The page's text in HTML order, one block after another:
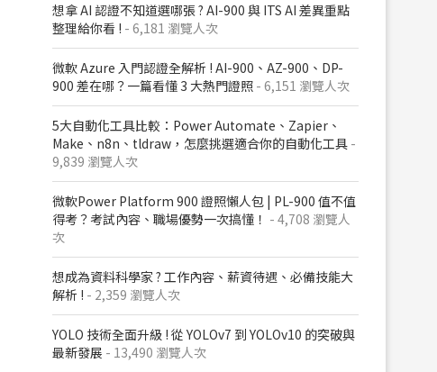
想拿 AI 認證不知道選哪張 ? AI-900 與 ITS AI 差異重點
整理給你看 ! - 6,181 瀏覽人次
微軟 Azure 入門認證全解析​ ! AI-900、AZ-900、DP-
900 差在哪？​一篇看懂 3 大熱門證照​ - 6,151 瀏覽人次
5大自動化工具比較：Power Automate、Zapier、
Make、n8n、tldraw，怎麼挑選適合你的自動化工具 -
9,839 瀏覽人次
微軟Power Platform 900​ 證照懶人包​ | PL-900 值不值
得考？考試內容、職場優勢一次搞懂​！ - 4,708 瀏覽人
次
想成為資料科學家 ? 工作內容、薪資待遇、必備技能大
解析 ! - 2,359 瀏覽人次
YOLO 技術全面升級 ! 從 YOLOv7 到 YOLOv10 的突破與
最新發展 - 13,490 瀏覽人次